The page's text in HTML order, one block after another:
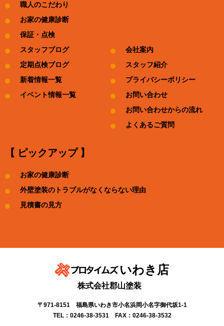
職人のこだわり
お家の健康診断
保証・点検
スタッフブログ
定期点検ブログ
新着情報一覧
イベント情報一覧
会社案内
スタッフ紹介
プライバシーポリシー
お問い合わせ
お問い合わせからの流れ
よくあるご質問
【 ピックアップ 】
お家の健康診断
外壁塗装のトラブルがなくならない理由
見積書の見方
いわき店
株式会社郡山塗装
〒971-8151 福島県いわき市小名浜岡小名字御代坂1-1
TEL：0246-38-3531 FAX：0246-38-3532